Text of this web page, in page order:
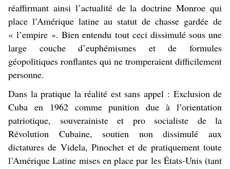
réaffirmant ainsi l’actualité de la doctrine Monroe qui
place l’Amérique latine au statut de chasse gardée de
« l’empire ». Bien entendu tout ceci dissimulé sous une
large couche d’euphémismes et de formules
géopolitiques ronflantes qui ne tromperaient difficilement
personne.
Dans la pratique la réalité est sans appel : Exclusion de
Cuba en 1962 comme punition due à l’orientation
patriotique, souverainiste et pro socialiste de la
Révolution Cubaine, soutien non dissimulé aux
dictatures de Videla, Pinochet et de pratiquement toute
l’Amérique Latine mises en place par les États-Unis (tant